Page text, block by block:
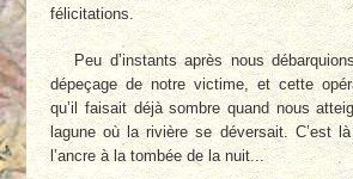
félicitations.
Peu d’instants après nous
dépeçage de notre victime, et cette
qu’il faisait déjà sombre quand nous
lagune où la rivière se déversait. C’est
l’ancre à la tombée de la nuit...